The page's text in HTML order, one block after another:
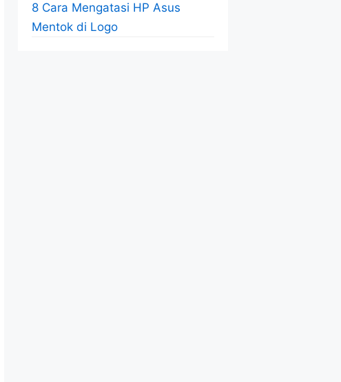
8 Cara Mengatasi HP Asus
Mentok di Logo